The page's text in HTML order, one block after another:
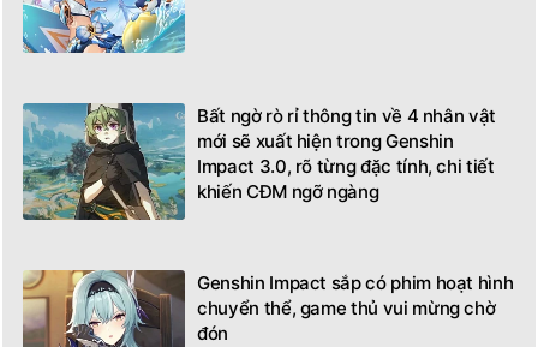
Bất ngờ rò rỉ thông tin về 4 nhân vật
mới sẽ xuất hiện trong Genshin
Impact 3.0, rõ từng đặc tính, chi tiết
khiến CĐM ngỡ ngàng
Genshin Impact sắp có phim hoạt hình
chuyển thể, game thủ vui mừng chờ
đón